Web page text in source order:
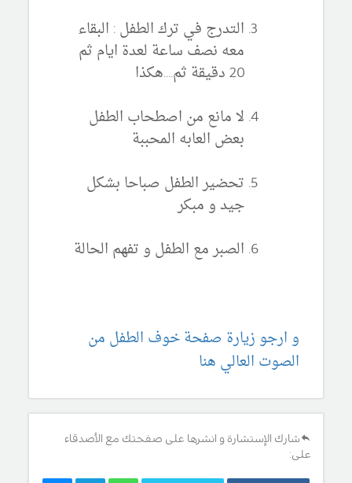
التدرج في ترك الطفل : البقاء
معه نصف ساعة لعدة ايام ثم
20 دقيقة ثم....هكذا
لا مانع من اصطحاب الطفل
بعض العابه المحببة
تحضير الطفل صباحا بشكل
جيد و مبكر
الصبر مع الطفل و تفهم الحالة
و ارجو زيارة صفحة خوف الطفل من
الصوت العالي هنا
شارك الإستشارة و انشرها على صفحتك مع الأصدقاء
على: